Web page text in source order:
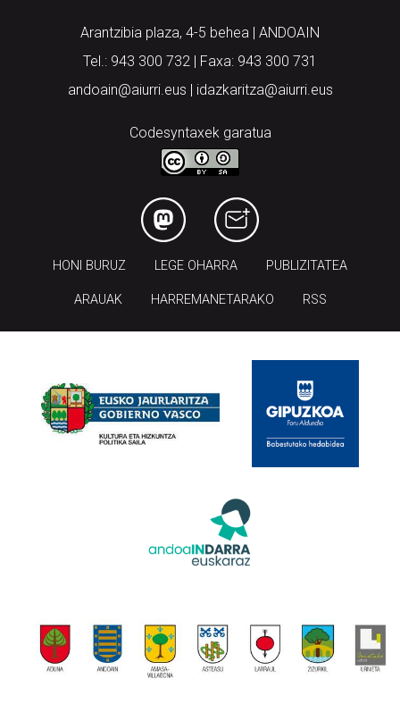
Arantzibia plaza, 4-5 behea | ANDOAIN
Tel.: 943 300 732 | Faxa: 943 300 731
andoain@aiurri.eus | idazkaritza@aiurri.eus
Codesyntaxek garatua
HONI BURUZ LEGE OHARRA PUBLIZITATEA
ARAUAK HARREMANETARAKO RSS